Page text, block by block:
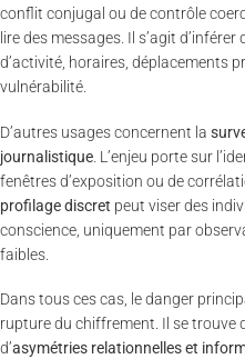
conflit conjugal ou de contrôle
lire des messages. Il s’agit
d’activité, horaires, déplacements
vulnérabilité.
D’autres usages concernent la
journalistique . L’enjeu porte sur
fenêtres d’exposition ou de
profilage discret peut viser des
conscience, uniquement par
faibles.
Dans tous ces cas, le danger
rupture du chiffrement. Il se trouve
d’asymétries relationnelles et